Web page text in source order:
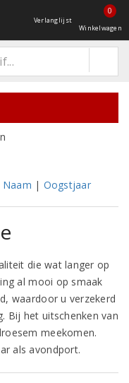
Verlanglijst
0
Winkelwagen
Naam | Oogstjaar
die wat langer op
al mooi op smaak
waardoor u verzekerd
Bij het uitschenken van
meekomen.
als avondport.